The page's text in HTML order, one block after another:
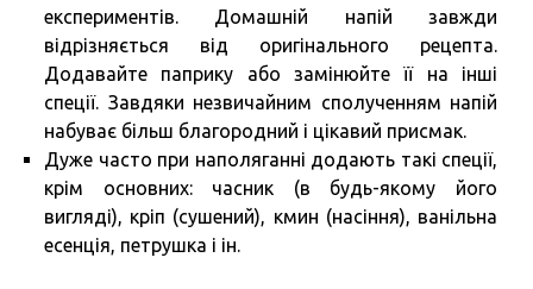
експериментів. Домашній напій завжди
відрізняється від оригінального рецепта.
Додавайте паприку або замінюйте її на інші
спеції. Завдяки незвичайним сполученням напій
набуває більш благородний і цікавий присмак.
Дуже часто при наполяганні додають такі спеції,
крім основних: часник (в будь-якому його
вигляді), кріп (сушений), кмин (насіння), ванільна
есенція, петрушка і ін.